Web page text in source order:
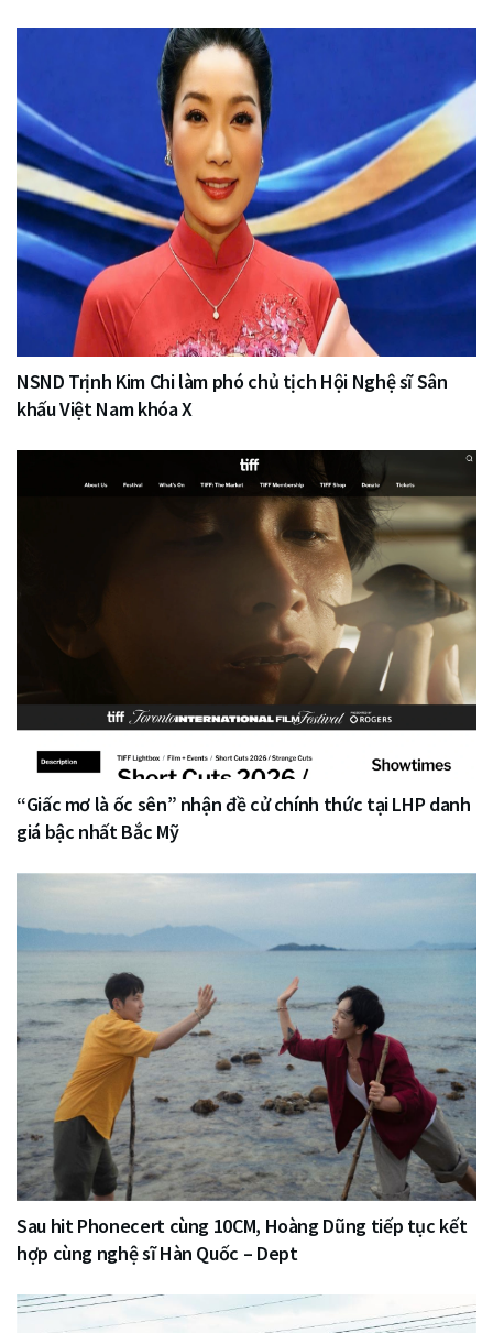
NSND Trịnh Kim Chi làm phó chủ tịch Hội Nghệ sĩ Sân
khấu Việt Nam khóa X
“Giấc mơ là ốc sên” nhận đề cử chính thức tại LHP danh
giá bậc nhất Bắc Mỹ
Sau hit Phonecert cùng 10CM, Hoàng Dũng tiếp tục kết
hợp cùng nghệ sĩ Hàn Quốc – Dept